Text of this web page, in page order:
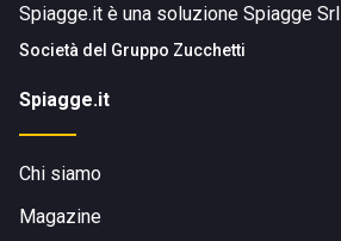
Spiagge.it è una soluzione Spiagge Srl
Società del Gruppo Zucchetti
Spiagge.it
Chi siamo
Magazine